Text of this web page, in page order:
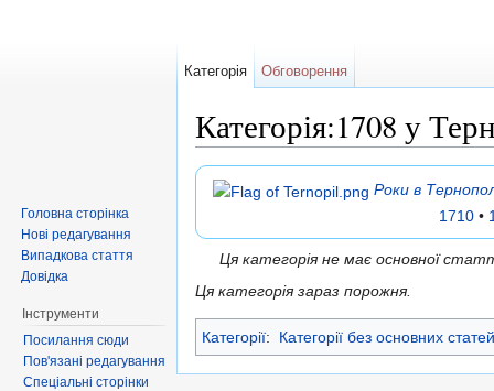
Категорія:1708 у
Роки в
1710•
Ця категорія не має основної
Ця категорія зараз порожня.
Категорії: Категорії без основних статей
Категорія Обговорення
Головна сторінка
Нові редагування
Випадкова стаття
Довідка
Інструменти
Посилання сюди
Пов'язані редагування
Спеціальні сторінки